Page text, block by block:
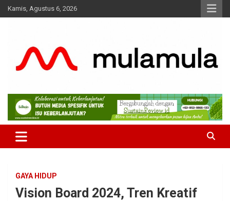
Skip
to
Kamis, Agustus 6, 2026
MulaMula
Medianya para Gen Z
GAYA HIDUP
Vision Board 2024, Tren Kreatif